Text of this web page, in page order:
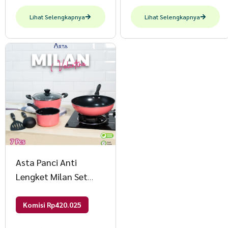
Lihat Selengkapnya Lihat Selengkapnya
Asta Panci Anti
Lengket Milan Set
Warna Pink
Komisi Rp420.025